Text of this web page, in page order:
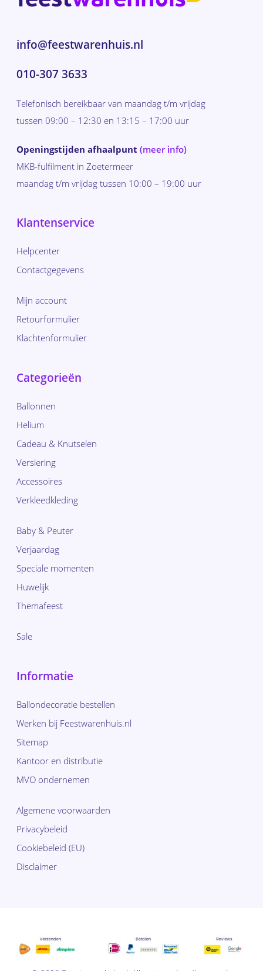
Subtotaal: € 0,00
info@feestwarenhuis.nl
010-307 3633
Telefonisch bereikbaar van maandag t/m vrijdag
tussen 09:00 – 12:30 en 13:15 – 17:00 uur
Openingstijden afhaalpunt (meer info)
MKB-fulfilment in Zoetermeer
maandag t/m vrijdag tussen 10:00 – 19:00 uur
Klantenservice
Helpcenter
Contactgegevens
Mijn account
Retourformulier
Klachtenformulier
Categorieën
Ballonnen
Helium
Cadeau & Knutselen
Versiering
Accessoires
Verkleedkleding
Baby & Peuter
Verjaardag
Speciale momenten
Huwelijk
Themafeest
Sale
Informatie
Ballondecoratie bestellen
Werken bij Feestwarenhuis.nl
Sitemap
Kantoor en distributie
MVO ondernemen
Algemene voorwaarden
Privacybeleid
Cookiebeleid (EU)
Disclaimer